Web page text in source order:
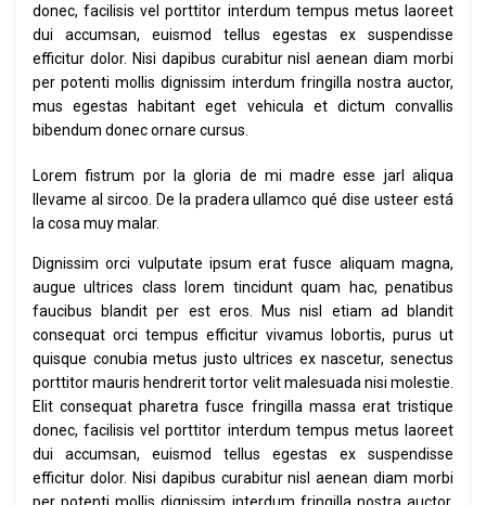
donec, facilisis vel porttitor interdum tempus metus laoreet
dui accumsan, euismod tellus egestas ex suspendisse
efficitur dolor. Nisi dapibus curabitur nisl aenean diam morbi
per potenti mollis dignissim interdum fringilla nostra auctor,
mus egestas habitant eget vehicula et dictum convallis
bibendum donec ornare cursus.
Lorem fistrum por la gloria de mi madre esse jarl aliqua
llevame al sircoo. De la pradera ullamco qué dise usteer está
la cosa muy malar.
Dignissim orci vulputate ipsum erat fusce aliquam magna,
augue ultrices class lorem tincidunt quam hac, penatibus
faucibus blandit per est eros. Mus nisl etiam ad blandit
consequat orci tempus efficitur vivamus lobortis, purus ut
quisque conubia metus justo ultrices ex nascetur, senectus
porttitor mauris hendrerit tortor velit malesuada nisi molestie.
Elit consequat pharetra fusce fringilla massa erat tristique
donec, facilisis vel porttitor interdum tempus metus laoreet
dui accumsan, euismod tellus egestas ex suspendisse
efficitur dolor. Nisi dapibus curabitur nisl aenean diam morbi